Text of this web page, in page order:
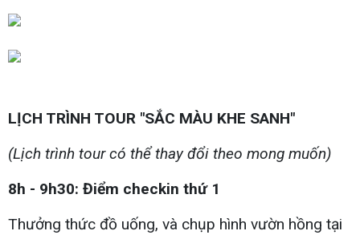
LỊCH TRÌNH TOUR "SẮC MÀU KHE SANH"
(Lịch trình tour có thể thay đổi theo mong muốn)
8h - 9h30: Điểm checkin thứ 1
Thưởng thức đồ uống, và chụp hình vườn hồng tại